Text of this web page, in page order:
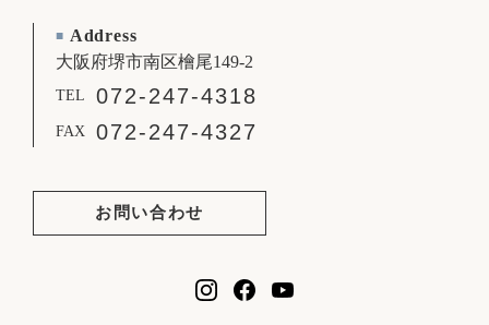
■ Address
大阪府堺市南区檜尾149-2
TEL 072-247-4318
FAX 072-247-4327
お問い合わせ